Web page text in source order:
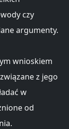
czy
argumenty.
wnioskiem
z jego
w
od